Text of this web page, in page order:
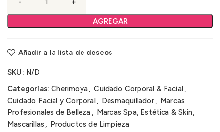
AGREGAR
Añadir a la lista de deseos
SKU: N/D
Categorías: Cherimoya, Cuidado Corporal & Facial,
Cuidado Facial y Corporal, Desmaquillador, Marcas
Profesionales de Belleza , Marcas Spa, Estética & Skin,
Mascarillas , Productos de Limpieza